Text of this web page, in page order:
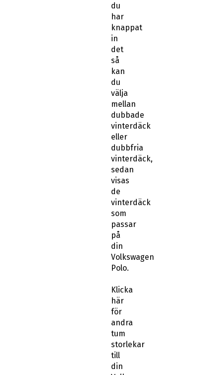
du
har
knappat
in
det
så
kan
du
välja
mellan
dubbade
vinterdäck
eller
dubbfria
vinterdäck,
sedan
visas
de
vinterdäck
som
passar
på
din
Volkswagen
Polo.
Klicka
här
för
andra
tum
storlekar
till
din